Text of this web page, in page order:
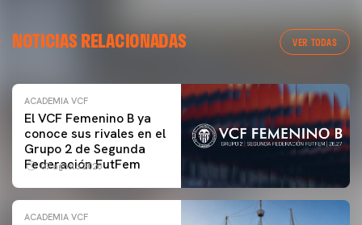
NOTICIAS RELACIONADAS VER TODAS
ACADEMIA VCF
El VCF Femenino B ya
conoce sus rivales en el
Grupo 2 de Segunda
Federación FutFem
07 agosto 2026
ACADEMIA VCF